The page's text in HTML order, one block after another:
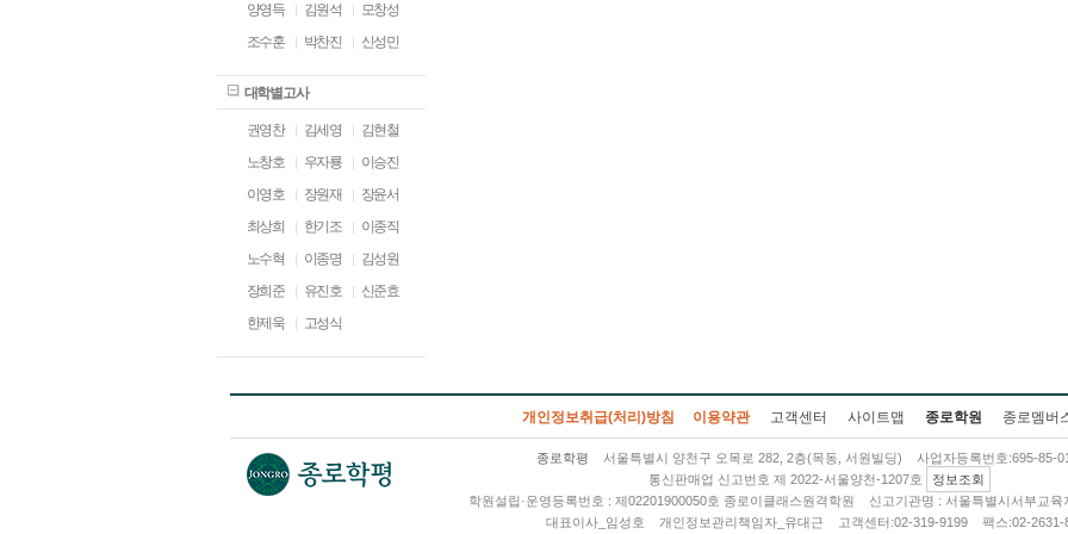
양영득 김원석
모창성
조수훈
박찬진 신성민
대학별고사
권영찬 김세영
김현철
노창호
우자룡
이승진
이영호
장원재
장윤서
최상희
한기조
이종직
노수혁
이종명
김성원
장희준
유진호
신준효
한제욱
고성식
개인정보취급(처리)방침 이용약관 고객센터 사이트맵 종로학원 종로멤버
종로학평 서울특별시 양천구 오목로 282, 2층(목동, 서원빌딩)
사업자등록번호:695-85-
통신판매업 신고번호 제 2022-서울양천-1207호
정보조회
학원설립·운영등록번호 : 제02201900050호 종로이클래스원격학원
신고기관명 : 서울특별시서부교육
대표이사_임성호
개인정보관리책임자_유대근 고객센터:02-319-9199 팩스:02-2631-